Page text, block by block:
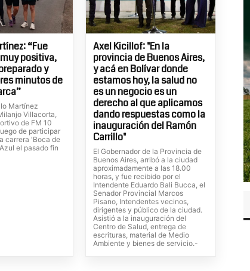
“Fue
positiva,
y
minutos de
Martínez
Villacorta,
de FM 10
de participar
carrera 'Boca de
el pasado fin
Axel Kicillof: "En la
provincia de Buenos Aires,
y acá en Bolívar donde
estamos hoy, la salud no
es un negocio es un
derecho al que aplicamos
dando respuestas como la
inauguración del Ramón
Carrillo"
El Gobernador de la Provincia de
Buenos Aires, arribó a la ciudad
aproximadamente a las 18.00
horas, y fue recibido por el
Intendente Eduardo Bali Bucca, el
Senador Provincial Marcos
Pisano, Intendentes vecinos,
dirigentes y público de la ciudad.
Asistió a la inauguración del
Centro de Salud, entrega de
escrituras, material de Medio
Ambiente y bienes de servicio.-